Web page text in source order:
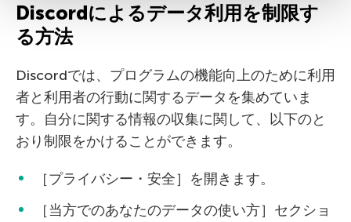
Discordによるデータ利用を制限す
る方法
Discordでは、プログラムの機能向上のために利用
者と利用者の行動に関するデータを集めていま
す。自分に関する情報の収集に関して、以下のと
おり制限をかけることができます。
［プライバシー・安全］を開きます。
［当方でのあなたのデータの使い方］セクショ